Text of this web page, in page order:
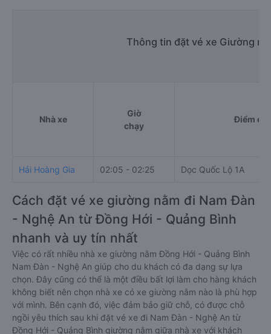
Thông tin đặt vé xe Giường
Nhà xe
Giờ
chạy
Điểm đi
Hải Hoàng Gia 02:05 - 02:25 Dọc Quốc Lộ 1A
Cách đặt vé xe giường nằm đi Nam Đàn
- Nghệ An từ Đồng Hới - Quảng Bình
nhanh và uy tín nhất
Việc có rất nhiều nhà xe giường nằm Đồng Hới - Quảng Bình
Nam Đàn - Nghệ An giúp cho du khách có đa dạng sự lựa
chọn. Đây cũng có thể là một điều bất lợi làm cho hàng khách
không biết nên chọn nhà xe có xe giường nằm nào là phù hợp
với mình. Bên cạnh đó, việc đảm bảo giữ chỗ, có được chỗ
ngồi yêu thích sau khi đặt vé xe đi Nam Đàn - Nghệ An từ
Đồng Hới - Quảng Bình giường nằm giữa nhà xe với khách